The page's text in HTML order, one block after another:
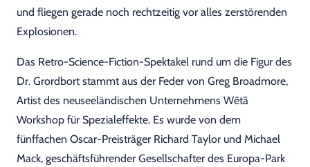
und fliegen gerade noch rechtzeitig vor alles zerstörenden
Explosionen.
Das Retro-Science-Fiction-Spektakel rund um die Figur des
Dr. Grordbort stammt aus der Feder von Greg Broadmore,
Artist des neuseeländischen Unternehmens Wētā
Workshop für Spezialeffekte. Es wurde von dem
fünffachen Oscar-Preisträger Richard Taylor und Michael
Mack, geschäftsführender Gesellschafter des Europa-Park